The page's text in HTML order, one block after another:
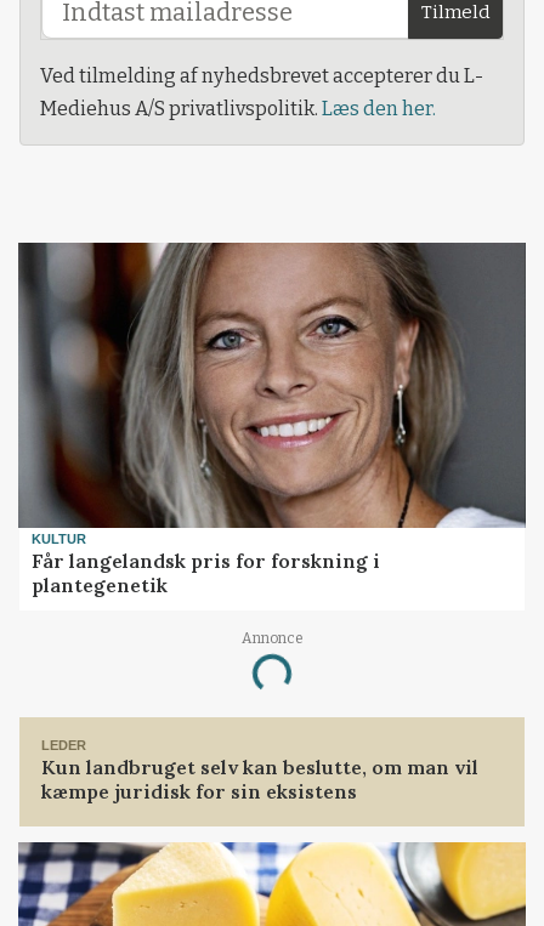
Tilmeld
Ved tilmelding af nyhedsbrevet accepterer du L-
Mediehus A/S privatlivspolitik. Læs den her.
KULTUR
Får langelandsk pris for forskning i
plantegenetik
Annonce
Loading...
LEDER
Kun landbruget selv kan beslutte, om man vil
kæmpe juridisk for sin eksistens